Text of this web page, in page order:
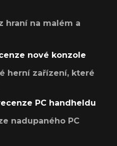
hraní na malém a
nové konzole
herní zařízení, které
PC handheldu
nadupaného PC